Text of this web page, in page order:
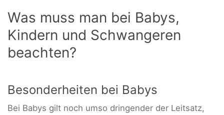
Was muss man bei Babys,
Kindern und Schwangeren
beachten?
Besonderheiten bei Babys
Bei Babys gilt noch umso dringender der Leitsatz,